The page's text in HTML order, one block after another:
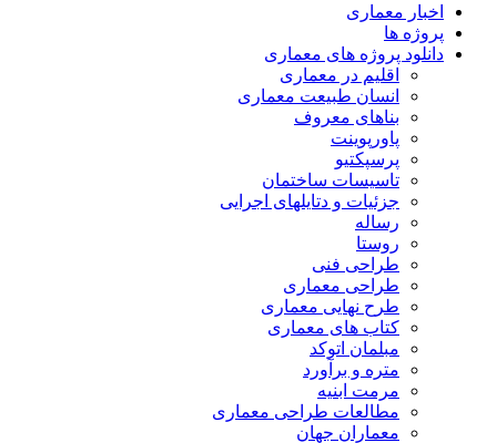
اخبار معماری
پروژه ها
دانلود پروژه های معماری
اقلیم در معماری
انسان طبیعت معماری
بناهای معروف
پاورپوینت
پرسپکتیو
تاسیسات ساختمان
جزئیات و دتایلهای اجرایی
رساله
روستا
طراحی فنی
طراحی معماری
طرح نهایی معماری
کتاب های معماری
مبلمان اتوکد
متره و برآورد
مرمت ابنیه
مطالعات طراحی معماری
معماران جهان